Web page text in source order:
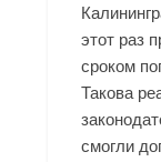
этот раз
сроком
Такова
смогли